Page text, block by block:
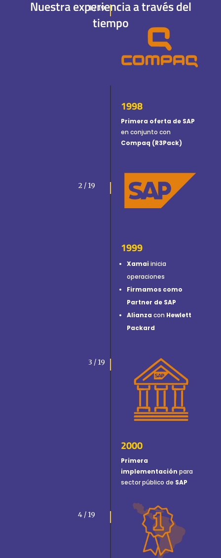
S4HANA Cloud
Consultoria SAP Business One
Consultoria SAP S4HANA Cloud
¡Más de 400 clientes!
Únete a ellos
Nuestra experiencia a través del
tiempo
1998
Primera oferta de SAP
en conjunto con
Compaq (R3Pack)
1 / 19
2 / 19
1999
Xamai inicia
operaciones
Firmamos como
Partner de SAP
Alianza con Hewlett
Packard
2000
Primera
implementación para
sector público de SAP
3 / 19
4 / 19